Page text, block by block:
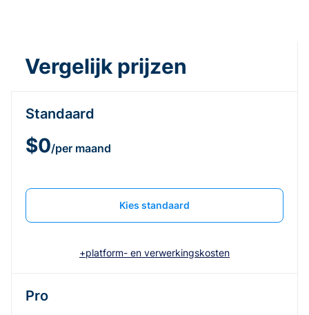
Vergelijk prijzen
Standaard
$0/per maand
Kies standaard
+platform- en verwerkingskosten
Pro